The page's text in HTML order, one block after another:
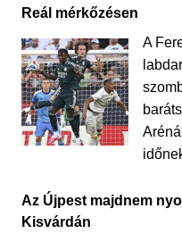
Reál mérkőzésen
A
Az Újpest majdnem
Kisvárdán